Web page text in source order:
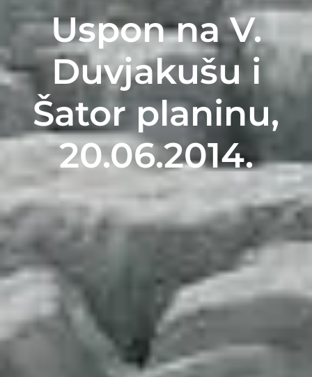
Uspon na V.
Duvjakušu i
Šator planinu,
20.06.2014.